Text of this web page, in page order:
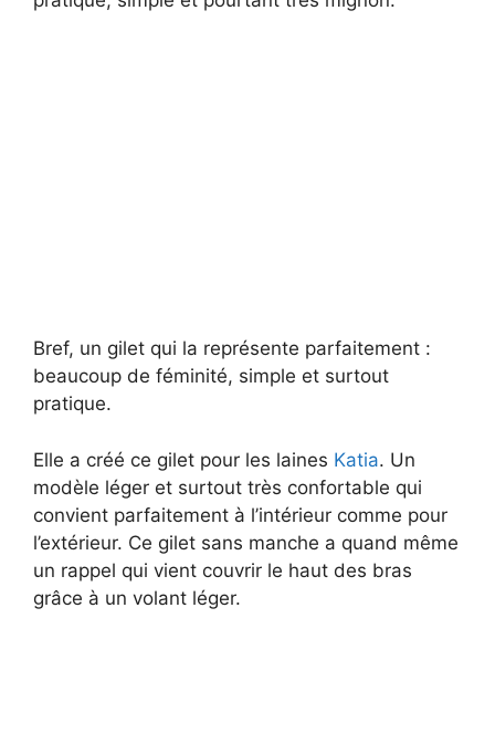
Bref, un gilet qui la représente parfaitement :
beaucoup de féminité, simple et surtout
pratique.
Elle a créé ce gilet pour les laines Katia. Un
modèle léger et surtout très confortable qui
convient parfaitement à l’intérieur comme pour
l’extérieur. Ce gilet sans manche a quand même
un rappel qui vient couvrir le haut des bras
grâce à un volant léger.